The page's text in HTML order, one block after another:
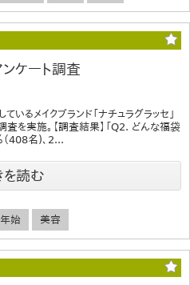
ケート調査
いるメイクブランド「ナチュラグラッセ」
査を実施。【調査結果】「Q2. どんな福袋
（408名)、2...
を読む
始 美容